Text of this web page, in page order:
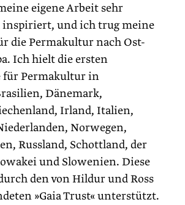
eigene Arbeit sehr
und ich trug meine
die Permakultur nach Ost-
Ich hielt die ersten
Permakultur in
Dänemark,
Irland, Italien,
Norwegen,
Russland, Schottland, der
und Slowenien. Diese
den von Hildur und Ross
»Gaia Trust« unterstützt.